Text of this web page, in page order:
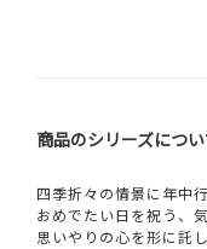
商品のシリーズにつ
四季折々の情景に年中
おめでたい日を祝う、
思いやりの心を形に託